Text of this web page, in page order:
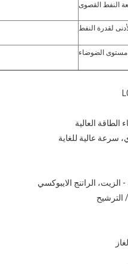
النفط القصوى
لقدرة النفط
مستوى الضوضاء
العالية
سرعة عالية للغاية
- الزيت، الراتنج الايبوكسي
الترشيح